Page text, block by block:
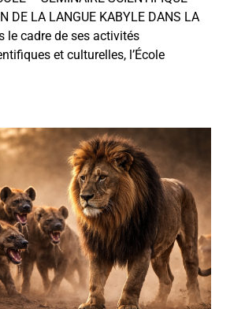
DE LA LANGUE KABYLE DANS LA
le cadre de ses activités
et culturelles, l’École